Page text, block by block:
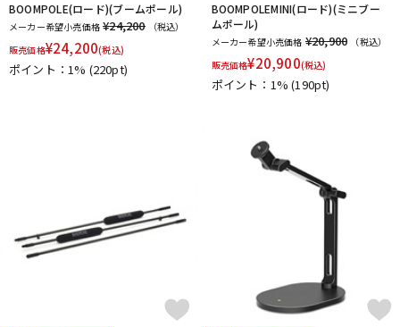
BOOMPOLE(ロード)(ブームポール)
メーカー希望小売価格 ¥24,200
（税込）
販売価格¥24,200(税込)
ポイント：1% (220pt)
BOOMPOLEMINI(ロード)(ミニブー
ムポール)
メーカー希望小売価格 ¥20,900
（税込）
販売価格¥20,900(税込)
ポイント：1%(190pt)